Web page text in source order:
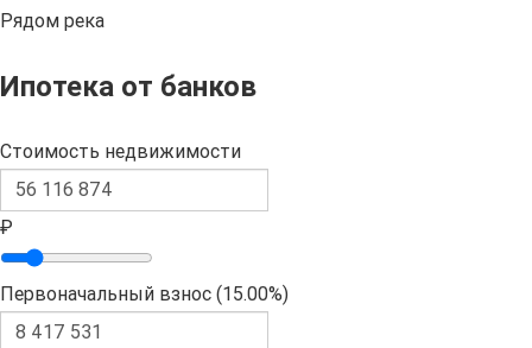
Рядом река
Ипотека от банков
Стоимость недвижимости
₽
Первоначальный взнос (15.00%)